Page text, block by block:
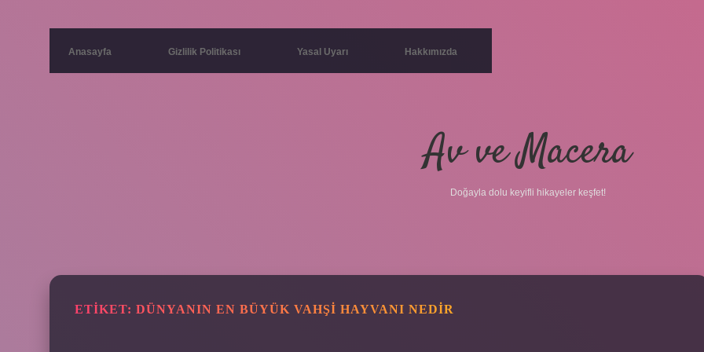
Anasayfa Gizlilik Politikası Yasal Uyarı Hakkımızda
Av ve Macera
Doğayla dolu keyifli hikayeler keşfet!
ETIKET: DÜNYANIN EN BÜYÜK VAHŞI HAYVANI NEDIR